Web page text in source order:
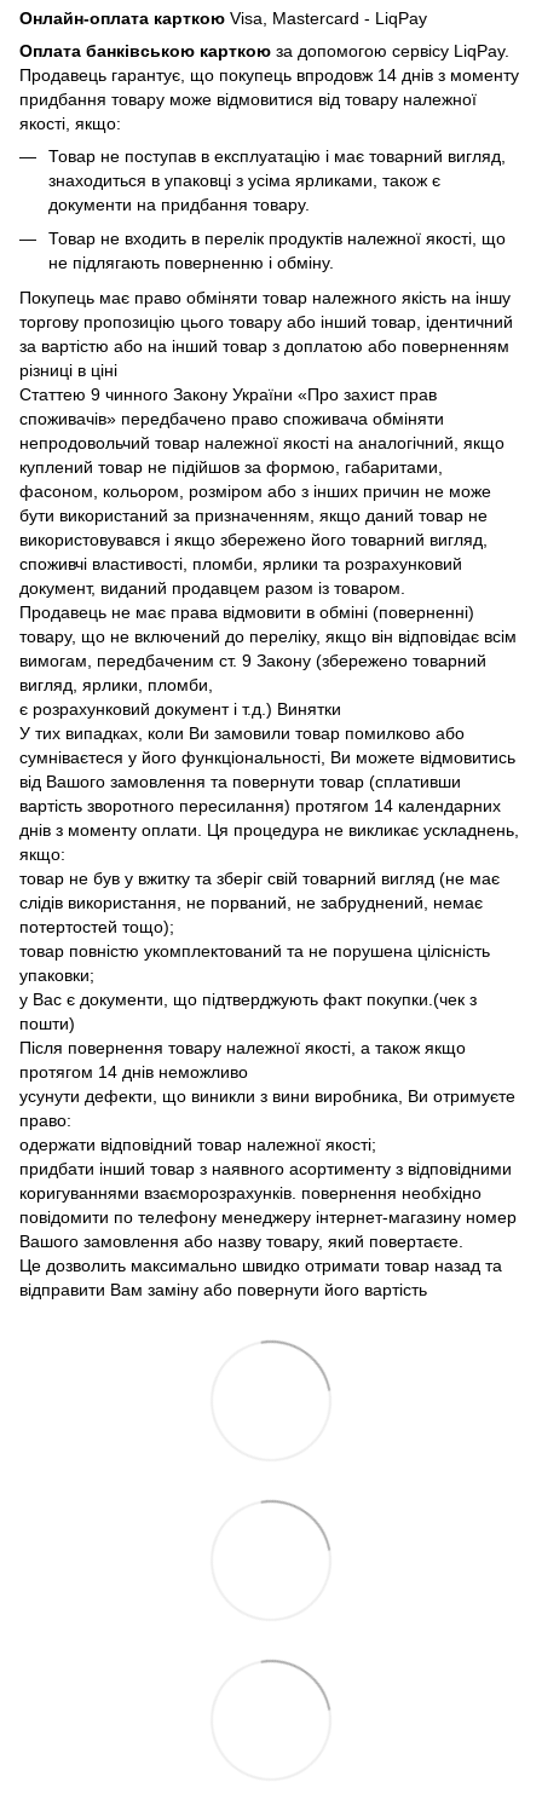
Онлайн-оплата карткою Visa, Mastercard - LiqPay
Оплата банківською карткою за допомогою сервісу LiqPay.
Продавець гарантує, що покупець впродовж 14 днів з моменту
придбання товару може відмовитися від товару належної
якості, якщо:
Товар не поступав в експлуатацію і має товарний вигляд,
знаходиться в упаковці з усіма ярликами, також є
документи на придбання товару.
Товар не входить в перелік продуктів належної якості, що
не підлягають поверненню і обміну.
Покупець має право обміняти товар належного якість на іншу
торгову пропозицію цього товару або інший товар, ідентичний
за вартістю або на інший товар з доплатою або поверненням
різниці в ціні
Статтею 9 чинного Закону України «Про захист прав
споживачів» передбачено право споживача обміняти
непродовольчий товар належної якості на аналогічний, якщо
куплений товар не підійшов за формою, габаритами,
фасоном, кольором, розміром або з інших причин не може
бути використаний за призначенням, якщо даний товар не
використовувався і якщо збережено його товарний вигляд,
споживчі властивості, пломби, ярлики та розрахунковий
документ, виданий продавцем разом із товаром.
Продавець не має права відмовити в обміні (поверненні)
товару, що не включений до переліку, якщо він відповідає всім
вимогам, передбаченим ст. 9 Закону (збережено товарний
вигляд, ярлики, пломби,
є розрахунковий документ і т.д.) Винятки
У тих випадках, коли Ви замовили товар помилково або
сумніваєтеся у його функціональності, Ви можете відмовитись
від Вашого замовлення та повернути товар (сплативши
вартість зворотного пересилання) протягом 14 календарних
днів з моменту оплати. Ця процедура не викликає ускладнень,
якщо:
товар не був у вжитку та зберіг свій товарний вигляд (не має
слідів використання, не порваний, не забруднений, немає
потертостей тощо);
товар повністю укомплектований та не порушена цілісність
упаковки;
у Вас є документи, що підтверджують факт покупки.(чек з
пошти)
Після повернення товару належної якості, а також якщо
протягом 14 днів неможливо
усунути дефекти, що виникли з вини виробника, Ви отримуєте
право:
одержати відповідний товар належної якості;
придбати інший товар з наявного асортименту з відповідними
коригуваннями взаєморозрахунків. повернення необхідно
повідомити по телефону менеджеру інтернет-магазину номер
Вашого замовлення або назву товару, який повертаєте.
Це дозволить максимально швидко отримати товар назад та
відправити Вам заміну або повернути його вартість